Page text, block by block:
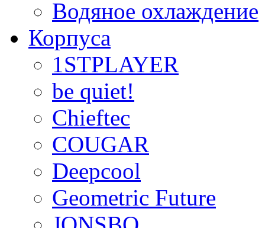
Водяное охлаждение
Корпуса
1STPLAYER
be quiet!
Chieftec
COUGAR
Deepcool
Geometric Future